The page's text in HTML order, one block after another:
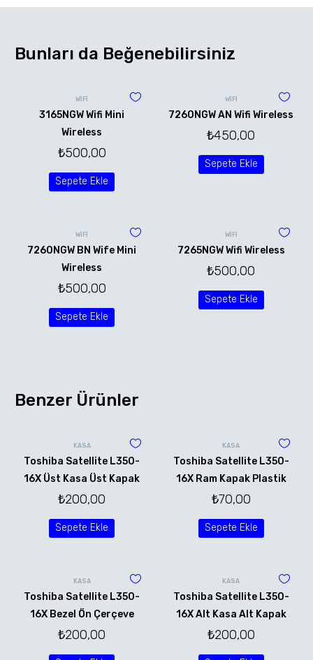
Bunları da Beğenebilirsiniz
WİFİ
3165NGW Wifi Mini
Wireless
₺500,00
Sepete Ekle
WİFİ
7260NGW AN Wifi Wireless
₺450,00
Sepete Ekle
WİFİ
7260NGW BN Wife Mini
Wireless
₺500,00
Sepete Ekle
WİFİ
7265NGW Wifi Wireless
₺500,00
Sepete Ekle
Benzer Ürünler
KASA
Toshiba Satellite L350-
16X Üst Kasa Üst Kapak
₺200,00
Sepete Ekle
KASA
Toshiba Satellite L350-
16X Ram Kapak Plastik
₺70,00
Sepete Ekle
KASA
Toshiba Satellite L350-
16X Bezel Ön Çerçeve
₺200,00
KASA
Toshiba Satellite L350-
16X Alt Kasa Alt Kapak
₺200,00